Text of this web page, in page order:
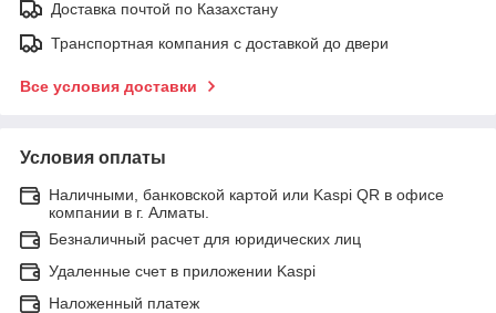
Доставка почтой по Казахстану
Транспортная компания с доставкой до двери
Все условия доставки
Условия оплаты
Наличными, банковской картой или Kaspi QR в офисе
компании в г. Алматы.
Безналичный расчет для юридических лиц
Удаленные счет в приложении Kaspi
Наложенный платеж